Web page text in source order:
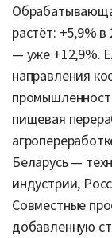
растёт: +5,9%
— уже +12,9%.
направления
пищевая
Беларусь —
индустрии,
Совместные
добавленную